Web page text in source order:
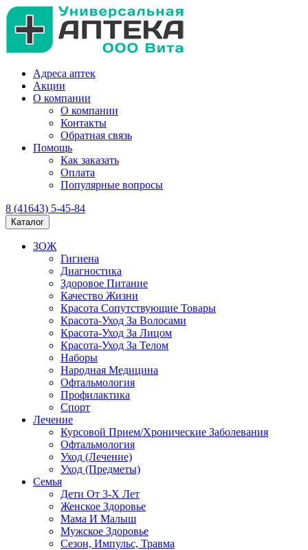
Адреса аптек
Акции
О компании
О компании
Контакты
Обратная связь
Помощь
Как заказать
Оплата
Популярные вопросы
8 (41643) 5-45-84
Каталог
ЗОЖ
Гигиена
Диагностика
Здоровое Питание
Качество Жизни
Красота Сопутствующие Товары
Красота-Уход За Волосами
Красота-Уход За Лицом
Красота-Уход За Телом
Наборы
Народная Медицина
Офтальмология
Профилактика
Спорт
Лечение
Курсовой Прием/Хронические Заболевания
Офтальмология
Уход (Лечение)
Уход (Предметы)
Семья
Дети От 3-Х Лет
Женское Здоровье
Мама И Малыш
Мужское Здоровье
Сезон, Импульс, Травма